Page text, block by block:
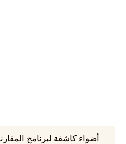
أضواء كاشفة لبرنامج